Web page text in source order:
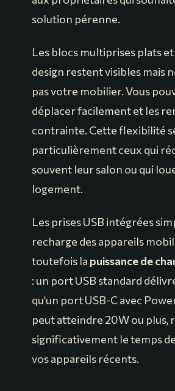
solution pérenne.
Les blocs multiprises plats
design restent visibles mais
pas votre mobilier. Vous
déplacer facilement et les
contrainte. Cette flexibilité
particulièrement ceux qui
souvent leur salon ou qui
logement.
Les prises USB intégrées
recharge des appareils
toutefois la puissance de
: un port USB standard
qu’un port USB-C avec
peut atteindre 20W ou plus,
significativement le temps
vos appareils récents.